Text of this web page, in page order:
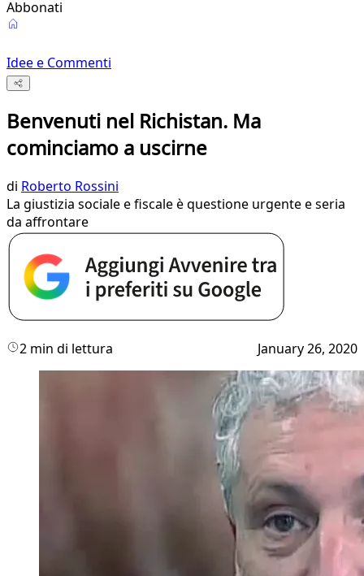
Abbonati
Idee e Commenti
Benvenuti nel Richistan. Ma
cominciamo a uscirne
di Roberto Rossini
La giustizia sociale e fiscale è questione urgente e seria
da affrontare
2 min di lettura January 26, 2020